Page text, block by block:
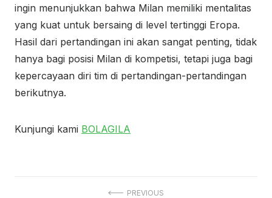
ingin menunjukkan bahwa Milan memiliki mentalitas
yang kuat untuk bersaing di level tertinggi Eropa.
Hasil dari pertandingan ini akan sangat penting, tidak
hanya bagi posisi Milan di kompetisi, tetapi juga bagi
kepercayaan diri tim di pertandingan-pertandingan
berikutnya.
Kunjungi kami BOLAGILA
PREVIOUS